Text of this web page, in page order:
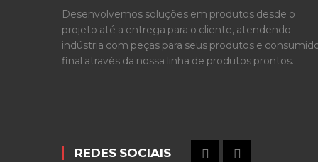
Desenvolvemos soluções em produtos desde o
projeto até a entrega para o cliente, atendendo
indústria com peças para seus produtos e
final através da nossa linha de produtos prontos.
REDES SOCIAIS